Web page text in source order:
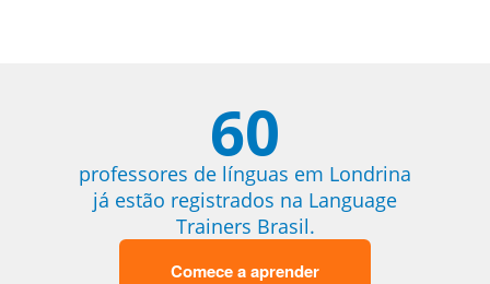
60
professores de línguas em Londrina
já estão registrados na Language
Trainers Brasil.
Comece a aprender